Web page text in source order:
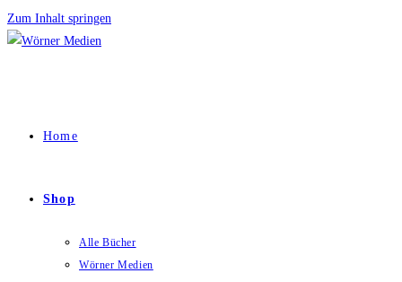
Zum Inhalt springen
Home
Shop
Alle Bücher
Wörner Medien